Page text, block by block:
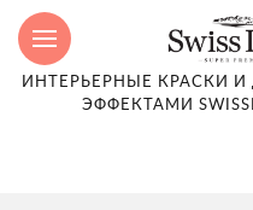
ИНТЕРЬЕРНЫЕ КРАСКИ
ЭФФЕКТАМИ